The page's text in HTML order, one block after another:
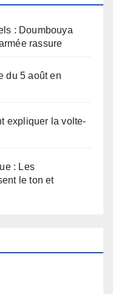
: Doumbouya
rassure
du 5 août en
expliquer la volte-
: Les
le ton et